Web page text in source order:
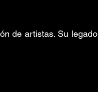
de artistas. Su legado